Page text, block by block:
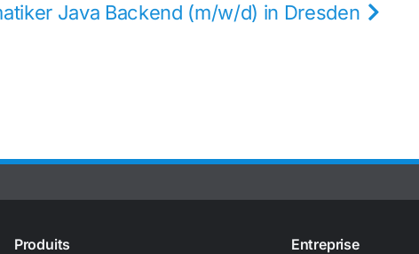
Java Backend (m/w/d) in Dresden
Produits Entreprise